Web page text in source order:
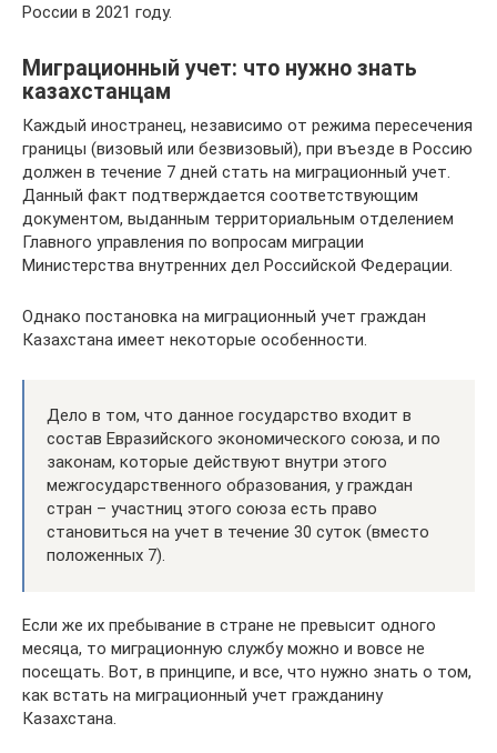
России в 2021 году.
Миграционный учет: что нужно знать
казахстанцам
Каждый иностранец, независимо от режима пересечения
границы (визовый или безвизовый), при въезде в Россию
должен в течение 7 дней стать на миграционный учет.
Данный факт подтверждается соответствующим
документом, выданным территориальным отделением
Главного управления по вопросам миграции
Министерства внутренних дел Российской Федерации.
Однако постановка на миграционный учет граждан
Казахстана имеет некоторые особенности.
Дело в том, что данное государство входит в
состав Евразийского экономического союза, и по
законам, которые действуют внутри этого
межгосударственного образования, у граждан
стран – участниц этого союза есть право
становиться на учет в течение 30 суток (вместо
положенных 7).
Если же их пребывание в стране не превысит одного
месяца, то миграционную службу можно и вовсе не
посещать. Вот, в принципе, и все, что нужно знать о том,
как встать на миграционный учет гражданину
Казахстана.